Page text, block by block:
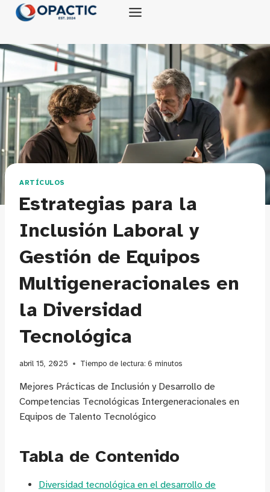
Saltar
ARTÍCULOS
Estrategias para la
Inclusión Laboral y
Gestión de Equipos
Multigeneracionales en
la Diversidad
Tecnológica
abril 15, 2025 Tiempo de lectura: 6 minutos
Mejores Prácticas de Inclusión y Desarrollo de
Competencias Tecnológicas Intergeneracionales en
Equipos de Talento Tecnológico
Tabla de Contenido
Diversidad tecnológica en el desarrollo de